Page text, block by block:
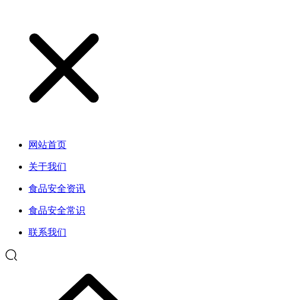
网站首页
关于我们
食品安全资讯
食品安全常识
联系我们